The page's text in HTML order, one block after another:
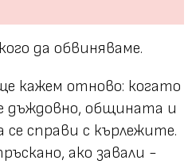
да обвиняваме.
кажем отново: когато
дъждовно, общината и
се справи с кърлежите.
ако завали -